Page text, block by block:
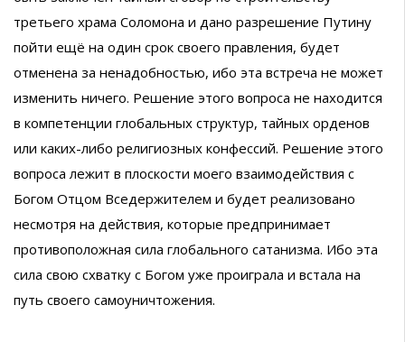
третьего храма Соломона и дано разрешение Путину
пойти ещё на один срок своего правления, будет
отменена за ненадобностью, ибо эта встреча не может
изменить ничего. Решение этого вопроса не находится
в компетенции глобальных структур, тайных орденов
или каких-либо религиозных конфессий. Решение этого
вопроса лежит в плоскости моего взаимодействия с
Богом Отцом Вседержителем и будет реализовано
несмотря на действия, которые предпринимает
противоположная сила глобального сатанизма. Ибо эта
сила свою схватку с Богом уже проиграла и встала на
путь своего самоуничтожения.